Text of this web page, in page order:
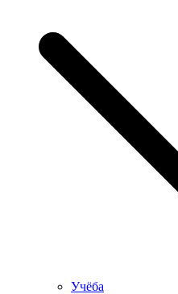
Учёба